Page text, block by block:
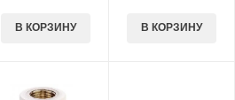
В КОРЗИНУ В КОРЗИНУ